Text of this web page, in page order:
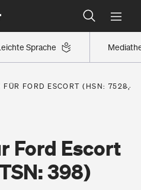
Sprache
finden
eingestuft
finden
FÜR FORD ESCORT (HSN: 7528,
Ford Escort
398)